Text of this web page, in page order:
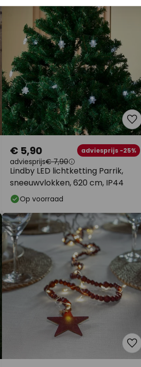
Lindby LED lichtketting Parrik,
sneeuwvlokken, 620 cm, IP44
€ 5,90 adviesprijs -25%
adviesprijs€ 7,90
Op voorraad